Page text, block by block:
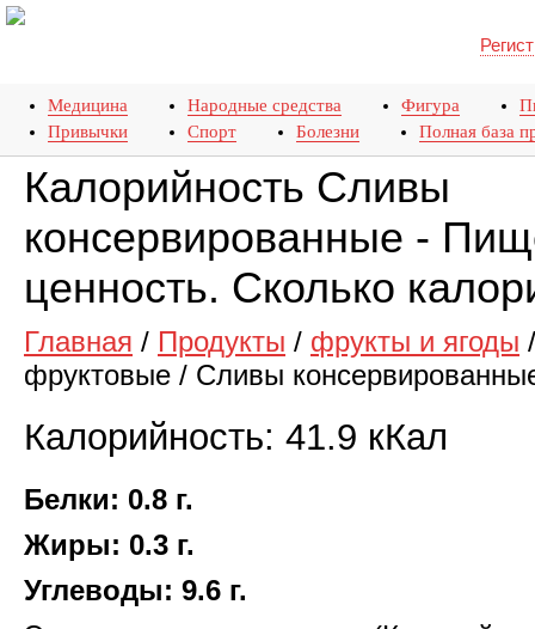
Медицина Народные средства Фигура
Привычки
Спорт Болезни Полная база
Калорийность Сливы
консервированные -
ценность. Сколько
Главная / Продукты / фрукты и ягоды
фруктовые / Сливы
Калорийность: 41.9 кКал
Белки: 0.8 г.
Жиры: 0.3 г.
Углеводы: 9.6 г.